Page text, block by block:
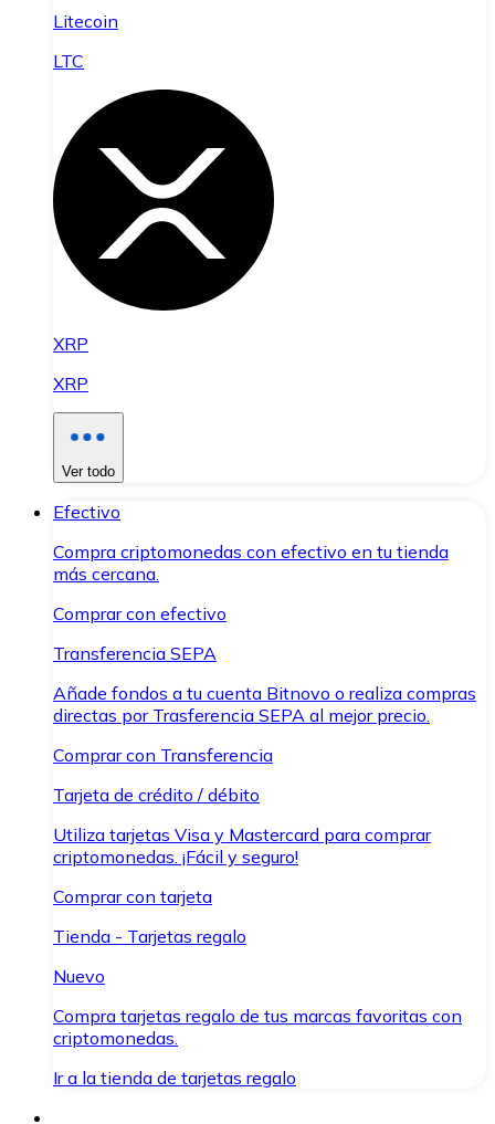
Litecoin
LTC
XRP
XRP
Ver todo
Efectivo
Compra criptomonedas con efectivo en tu tienda
más cercana.
Comprar con efectivo
Transferencia SEPA
Añade fondos a tu cuenta Bitnovo o realiza compras
directas por Trasferencia SEPA al mejor precio.
Comprar con Transferencia
Tarjeta de crédito / débito
Utiliza tarjetas Visa y Mastercard para comprar
criptomonedas. ¡Fácil y seguro!
Comprar con tarjeta
Tienda - Tarjetas regalo
Nuevo
Compra tarjetas regalo de tus marcas favoritas con
criptomonedas.
Ir a la tienda de tarjetas regalo